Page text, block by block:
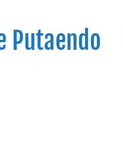
Putaendo